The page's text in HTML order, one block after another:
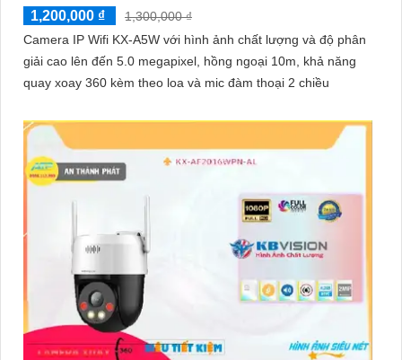
1,200,000 ₫
1,300,000 ₫
Camera IP Wifi KX-A5W với hình ảnh chất lượng và độ phân
giải cao lên đến 5.0 megapixel, hồng ngoại 10m, khả năng
quay xoay 360 kèm theo loa và mic đàm thoại 2 chiều